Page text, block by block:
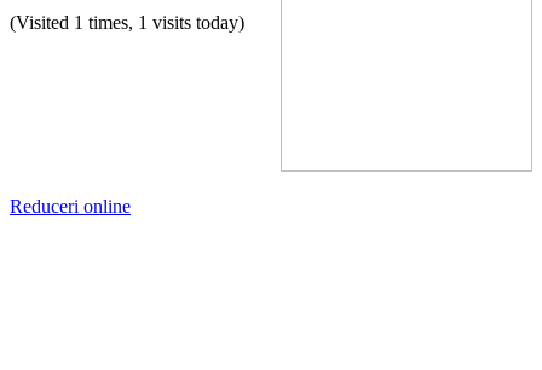
(Visited 1 times, 1 visits today)
Reduceri online